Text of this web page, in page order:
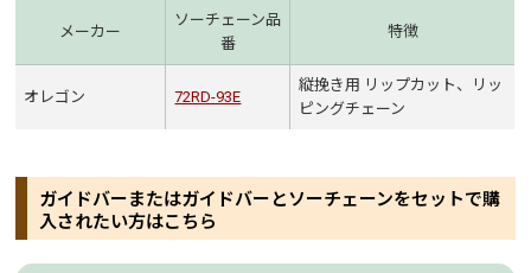
メーカー
ソーチェーン品
番
特徴
オレゴン 72RD-93E
縦挽き用 リップカット、リッ
ピングチェーン
ガイドバーまたはガイドバーとソーチェーンをセットで購
入されたい方はこちら